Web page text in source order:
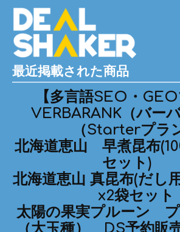
最近掲載された商品
【多言語SEO・GEO
VERBARANK（バー
（Starterプラ
北海道恵山 早煮昆布
セット)
北海道恵山 真昆布(だし
x2袋セット
太陽の果実プルーン
（大玉種） DS予約販